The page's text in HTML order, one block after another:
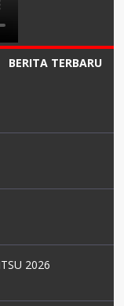
BERITA TERBARU
2026